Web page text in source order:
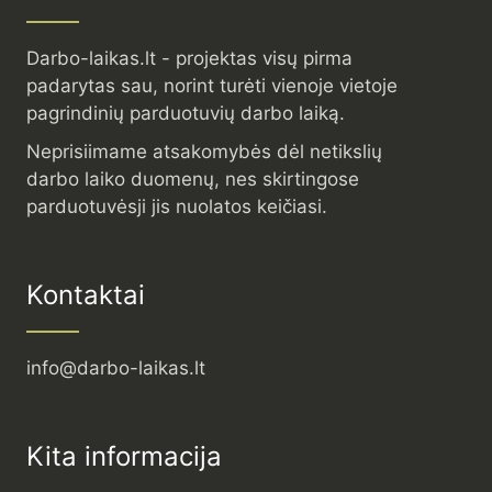
Darbo-laikas.lt - projektas visų pirma
padarytas sau, norint turėti vienoje vietoje
pagrindinių parduotuvių darbo laiką.
Neprisiimame atsakomybės dėl netikslių
darbo laiko duomenų, nes skirtingose
parduotuvėsji jis nuolatos keičiasi.
Kontaktai
info@darbo-laikas.lt
Kita informacija